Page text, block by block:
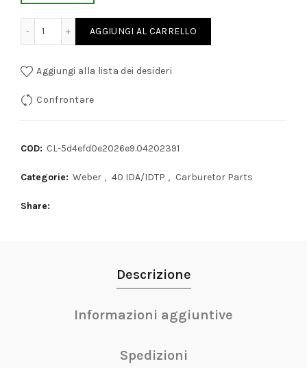
AGGIUNGI AL CARRELLO
Aggiungi alla lista dei desideri
Confrontare
COD: CL-5d4efd0e2026e9.04202391
Categorie: Weber , 40 IDA/IDTP , Carburetor Parts
Share
Descrizione
Informazioni aggiuntive
Spedizioni